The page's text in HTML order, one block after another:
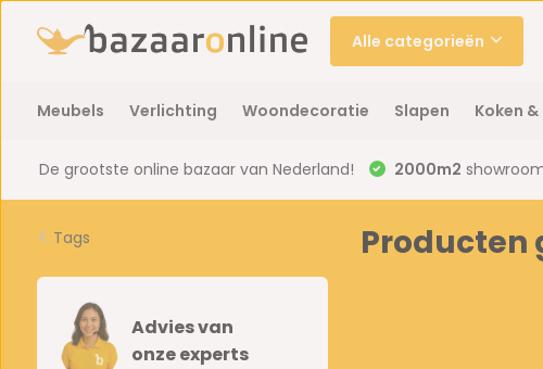
Alle categorieën
Meubels Verlichting Woondecoratie Slapen Koken
De grootste online bazaar van Nederland! 2000m2
Tags
Advies van
onze experts
Producten